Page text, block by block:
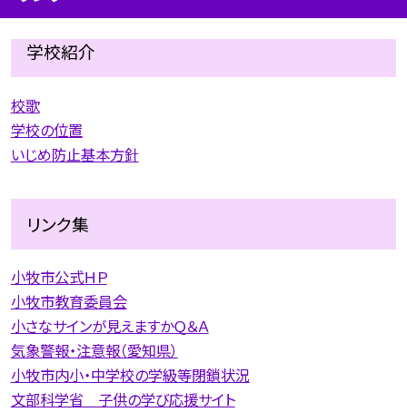
学校紹介
校歌
学校の位置
いじめ防止基本方針
リンク集
小牧市公式ＨＰ
小牧市教育委員会
小さなサインが見えますかＱ＆Ａ
気象警報・注意報（愛知県）
小牧市内小・中学校の学級等閉鎖状況
文部科学省 子供の学び応援サイト